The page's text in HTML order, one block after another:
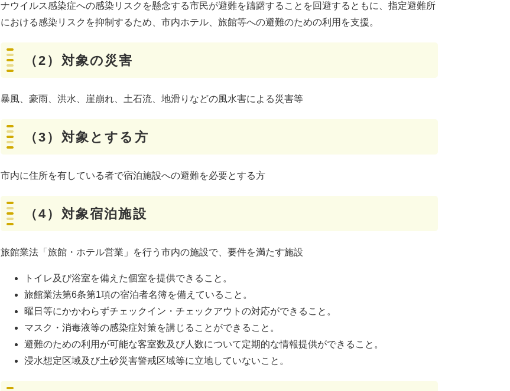
ナウイルス感染症への感染リスクを懸念する市民が避難を躊躇することを回避するともに、指定避難所
における感染リスクを抑制するため、市内ホテル、旅館等への避難のための利用を支援。
（2）対象の災害
暴風、豪雨、洪水、崖崩れ、土石流、地滑りなどの風水害による災害等
（3）対象とする方
市内に住所を有している者で宿泊施設への避難を必要とする方
（4）対象宿泊施設
旅館業法「旅館・ホテル営業」を行う市内の施設で、要件を満たす施設
トイレ及び浴室を備えた個室を提供できること。
旅館業法第6条第1項の宿泊者名簿を備えていること。
曜日等にかかわらずチェックイン・チェックアウトの対応ができること。
マスク・消毒液等の感染症対策を講じることができること。
避難のための利用が可能な客室数及び人数について定期的な情報提供ができること。
浸水想定区域及び土砂災害警戒区域等に立地していないこと。